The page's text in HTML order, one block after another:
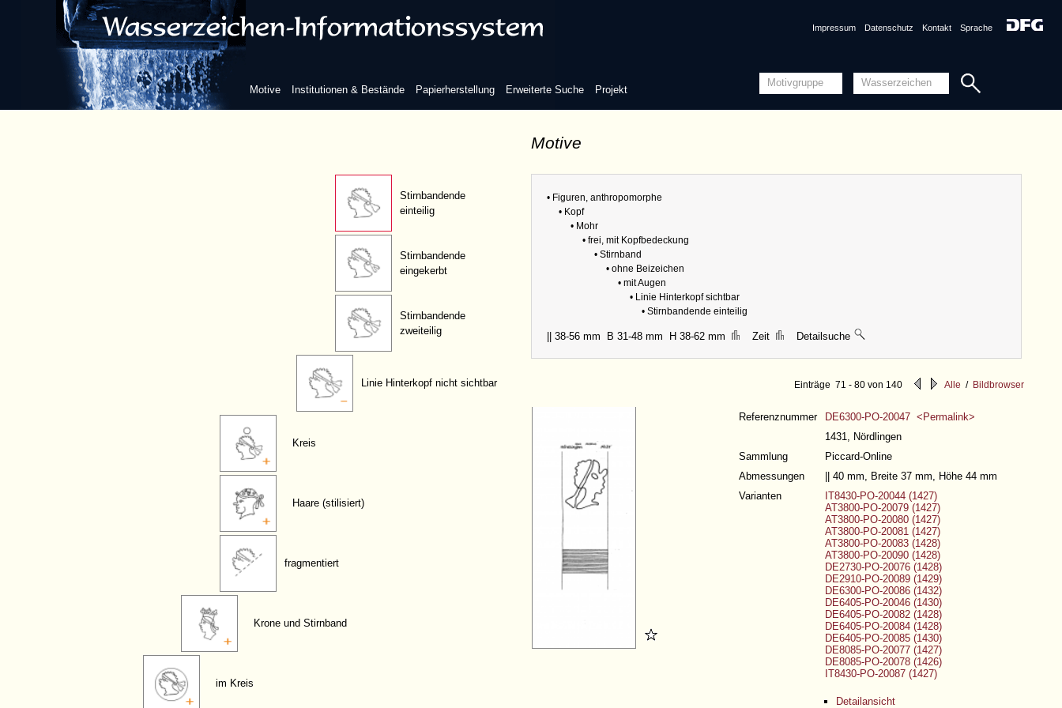
Motive Institutionen & Bestände Papierherstellung Erweiterte Suche Projekt
Impressum Datenschutz Kontakt Sprache
Motive
ohne Augen
mit Augen
Stirnbandende
einteilig
Stirnbandende
eingekerbt
Stirnbandende
zweiteilig
Linie Hinterkopf nicht sichtbar
Kreis
Haare (stilisiert)
fragmentiert
Krone und Stirnband
im Kreis
• Figuren, anthropomorphe
• Kopf
• Mohr
• frei, mit Kopfbedeckung
• Stirnband
• ohne Beizeichen
• mit Augen
• Linie Hinterkopf sichtbar
• Stirnbandende einteilig
|| 38-56 mm B 31-48 mm H 38-62 mm Zeit Detailsuche
Einträge 71 - 80 von 140 Alle / Bildbrowser
Sammlung
Piccard-Online
Referenznummer
DE6300-PO-20047 <Permalink>
1431, Nördlingen
Sammlung
Piccard-Online
Abmessungen
|| 40 mm, Breite 37 mm, Höhe 44 mm
Varianten
IT8430-PO-20044 (1427)
AT3800-PO-20079 (1427)
AT3800-PO-20080 (1427)
AT3800-PO-20081 (1427)
AT3800-PO-20083 (1428)
AT3800-PO-20090 (1428)
DE2730-PO-20076 (1428)
DE2910-PO-20089 (1429)
DE6300-PO-20086 (1432)
DE6405-PO-20046 (1430)
DE6405-PO-20082 (1428)
DE6405-PO-20084 (1428)
DE6405-PO-20085 (1430)
DE8085-PO-20077 (1427)
DE8085-PO-20078 (1426)
IT8430-PO-20087 (1427)
Detailansicht